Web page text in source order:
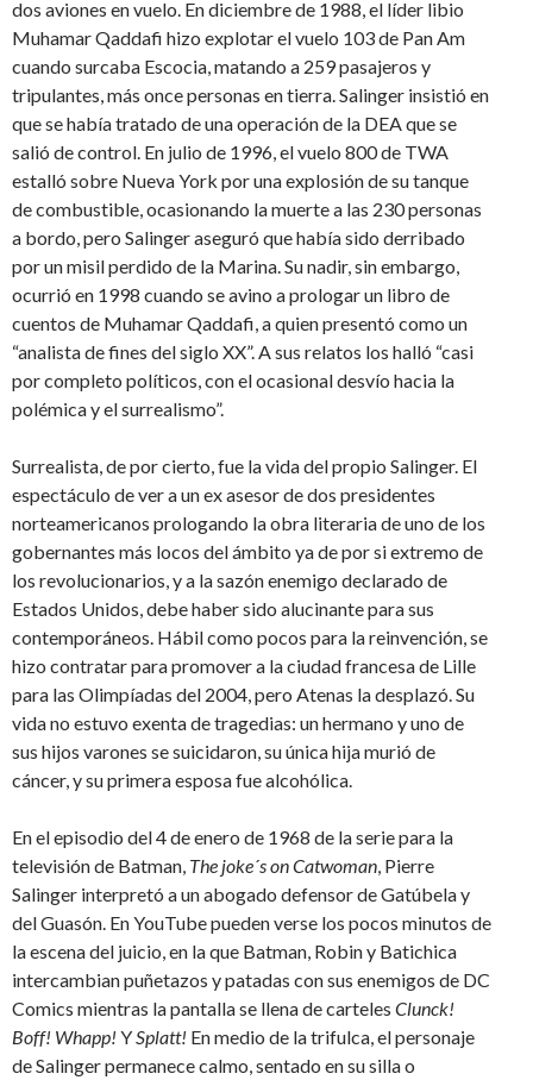
dos aviones en vuelo. En diciembre de 1988, el líder libio
Muhamar Qaddafi hizo explotar el vuelo 103 de Pan Am
cuando surcaba Escocia, matando a 259 pasajeros y
tripulantes, más once personas en tierra. Salinger insistió en
que se había tratado de una operación de la DEA que se
salió de control. En julio de 1996, el vuelo 800 de TWA
estalló sobre Nueva York por una explosión de su tanque
de combustible, ocasionando la muerte a las 230 personas
a bordo, pero Salinger aseguró que había sido derribado
por un misil perdido de la Marina. Su nadir, sin embargo,
ocurrió en 1998 cuando se avino a prologar un libro de
cuentos de Muhamar Qaddafi, a quien presentó como un
“analista de fines del siglo XX”. A sus relatos los halló “casi
por completo políticos, con el ocasional desvío hacia la
polémica y el surrealismo”.
Surrealista, de por cierto, fue la vida del propio Salinger. El
espectáculo de ver a un ex asesor de dos presidentes
norteamericanos prologando la obra literaria de uno de los
gobernantes más locos del ámbito ya de por si extremo de
los revolucionarios, y a la sazón enemigo declarado de
Estados Unidos, debe haber sido alucinante para sus
contemporáneos. Hábil como pocos para la reinvención, se
hizo contratar para promover a la ciudad francesa de Lille
para las Olimpíadas del 2004, pero Atenas la desplazó. Su
vida no estuvo exenta de tragedias: un hermano y uno de
sus hijos varones se suicidaron, su única hija murió de
cáncer, y su primera esposa fue alcohólica.
En el episodio del 4 de enero de 1968 de la serie para la
televisión de Batman, The joke´s on Catwoman , Pierre
Salinger interpretó a un abogado defensor de Gatúbela y
del Guasón. En YouTube pueden verse los pocos minutos de
la escena del juicio, en la que Batman, Robin y Batichica
intercambian puñetazos y patadas con sus enemigos de DC
Comics mientras la pantalla se llena de carteles Clunck!
Boff! Whapp! Y Splatt! En medio de la trifulca, el personaje
de Salinger permanece calmo, sentado en su silla o